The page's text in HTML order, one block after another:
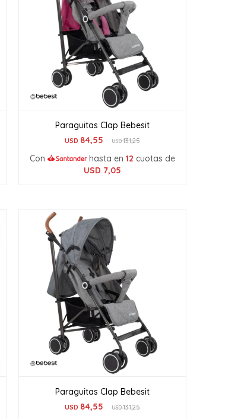
Paraguitas Clap Bebesit
USD 84,55 USD131,25
Con hasta en12 cuotas de
USD 7,05
Paraguitas Clap Bebesit
USD 84,55 USD131,25